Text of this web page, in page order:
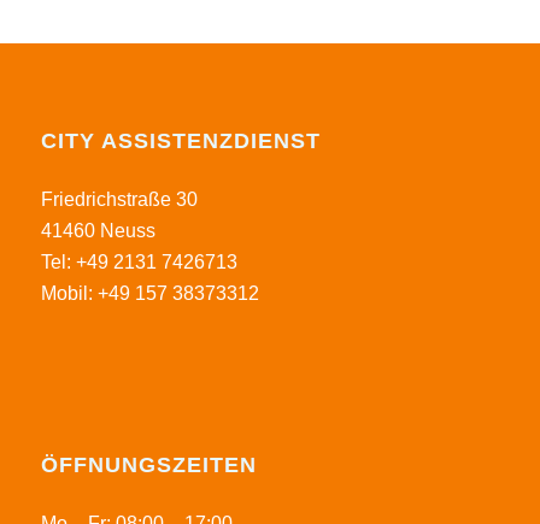
CITY ASSISTENZDIENST
Friedrichstraße 30
41460 Neuss
Tel: +49 2131 7426713
Mobil: +49 157 38373312
ÖFFNUNGSZEITEN